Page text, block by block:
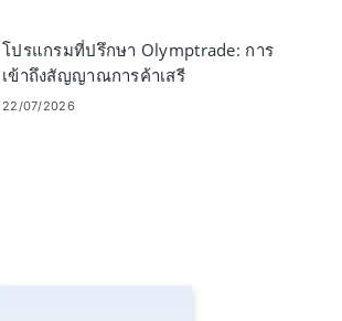
โปรแกรมที่ปรึกษา Olymptrade: การ
เข้าถึงสัญญาณการค้าเสรี
22/07/2026